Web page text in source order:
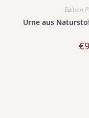
Edition
Urne aus
€